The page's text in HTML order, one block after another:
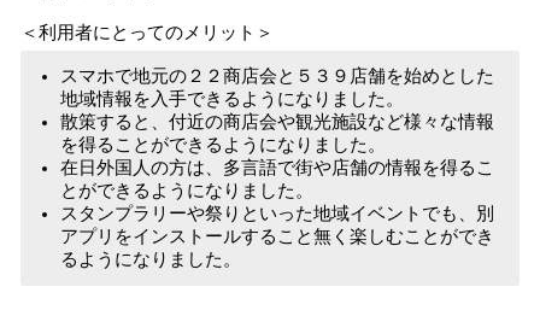
＜利用者にとってのメリット＞
スマホで地元の２２商店会と５３９店舗を始めとした
地域情報を入手できるようになりました。
散策すると、付近の商店会や観光施設など様々な情報
を得ることができるようになりました。
在日外国人の方は、多言語で街や店舗の情報を得るこ
とができるようになりました。
スタンプラリーや祭りといった地域イベントでも、別
アプリをインストールすること無く楽しむことができ
るようになりました。